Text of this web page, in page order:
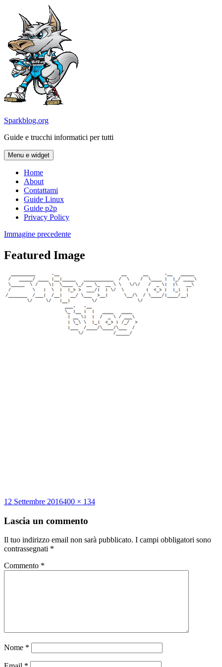
contenuto
Sparkblog.org
Guide e trucchi informatici per tutti
Menu e widget
Home
About
Contattami
Guide Linux
Guide p2p
Privacy Policy
Immagine precedente
Featured Image
Scritto
12 Settembre 2016Dimensione
400 × 134
Lascia un commento
Il tuo indirizzo email non sarà pubblicato. I campi obbligatori sono
contrassegnati *
Commento *
Nome *